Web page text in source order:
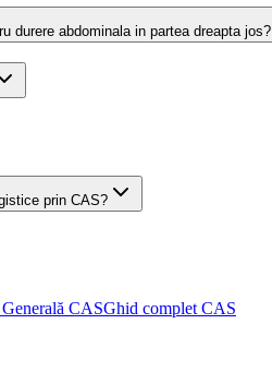
durere abdominala in partea dreapta jos?
prin CAS?
CASGhid complet CAS